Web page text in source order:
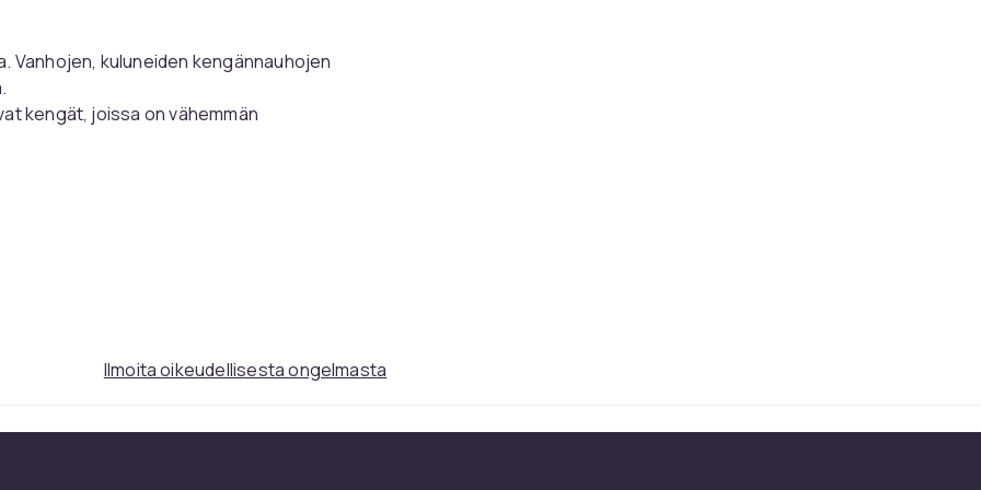
Vanhojen, kuluneiden kengännauhojen
kengät, joissa on vähemmän
antavat eri pituisia kengännauhoja.
Ilmoita oikeudellisesta ongelmasta